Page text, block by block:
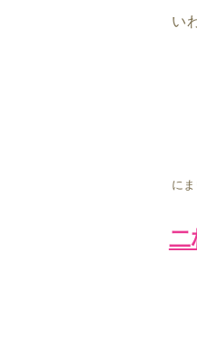
い
に
二